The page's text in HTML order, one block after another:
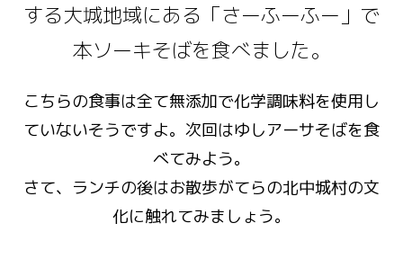
する大城地域にある「さーふーふー」で
本ソーキそばを食べました。
こちらの食事は全て無添加で化学調味料を使用し
ていないそうですよ。次回はゆしアーサそばを食
べてみよう。
さて、ランチの後はお散歩がてらの北中城村の文
化に触れてみましょう。